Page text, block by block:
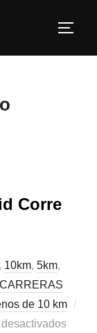
Corre
, 10km, 5km,
CARRERAS
de 10 km
desactivados